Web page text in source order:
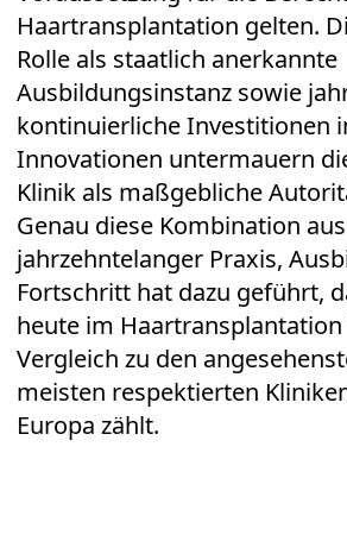
Haartransplantation gelten.
Rolle als staatlich anerkannte
Ausbildungsinstanz sowie
kontinuierliche Investitionen
Innovationen untermauern
Klinik als maßgebliche
Genau diese Kombination aus
jahrzehntelanger Praxis,
Fortschritt hat dazu geführt,
heute im Haartransplantation
Vergleich zu den
meisten respektierten
Europa zählt.